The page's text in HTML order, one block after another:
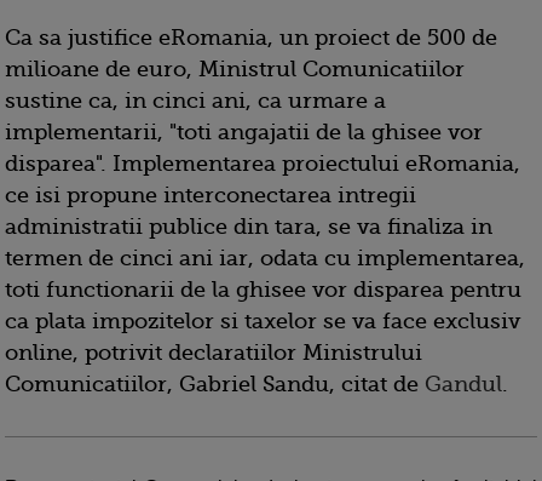
Ca sa justifice eRomania, un proiect de 500 de
milioane de euro, Ministrul Comunicatiilor
sustine ca, in cinci ani, ca urmare a
implementarii, "toti angajatii de la ghisee vor
disparea". Implementarea proiectului eRomania,
ce isi propune interconectarea intregii
administratii publice din tara, se va finaliza in
termen de cinci ani iar, odata cu implementarea,
toti functionarii de la ghisee vor disparea pentru
ca plata impozitelor si taxelor se va face exclusiv
online, potrivit declaratiilor Ministrului
Comunicatiilor, Gabriel Sandu, citat de Gandul.